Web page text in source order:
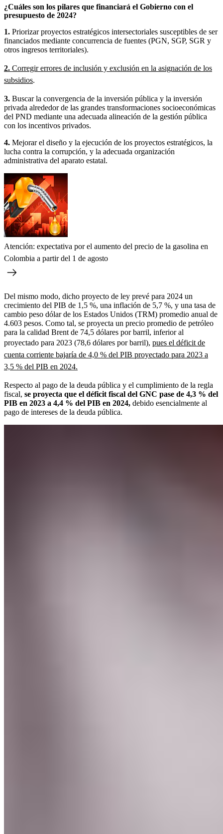
¿Cuáles son los pilares que financiará el Gobierno con el
presupuesto de 2024?
1. Priorizar proyectos estratégicos intersectoriales susceptibles de ser
financiados mediante concurrencia de fuentes (PGN, SGP, SGR y
otros ingresos territoriales).
2. Corregir errores de inclusión y exclusión en la asignación de los
subsidios.
3. Buscar la convergencia de la inversión pública y la inversión
privada alrededor de las grandes transformaciones socioeconómicas
del PND mediante una adecuada alineación de la gestión pública
con los incentivos privados.
4. Mejorar el diseño y la ejecución de los proyectos estratégicos, la
lucha contra la corrupción, y la adecuada organización
administrativa del aparato estatal.
Atención: expectativa por el aumento del precio de la gasolina en
Colombia a partir del 1 de agosto
Del mismo modo, dicho proyecto de ley prevé para 2024 un
crecimiento del PIB de 1,5 %, una inflación de 5,7 %, y una tasa de
cambio peso dólar de los Estados Unidos (TRM) promedio anual de
4.603 pesos. Como tal, se proyecta un precio promedio de petróleo
para la calidad Brent de 74,5 dólares por barril, inferior al
proyectado para 2023 (78,6 dólares por barril), pues el déficit de
cuenta corriente bajaría de 4,0 % del PIB proyectado para 2023 a
3,5 % del PIB en 2024.
Respecto al pago de la deuda pública y el cumplimiento de la regla
fiscal, se proyecta que el déficit fiscal del GNC pase de 4,3 % del
PIB en 2023 a 4,4 % del PIB en 2024, debido esencialmente al
pago de intereses de la deuda pública.